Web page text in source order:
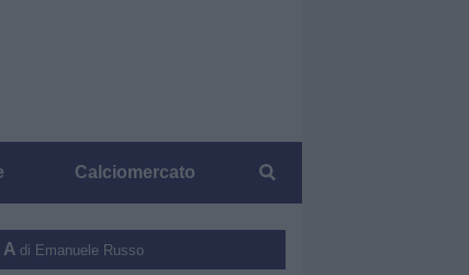
Calciomercato
A di Emanuele Russo